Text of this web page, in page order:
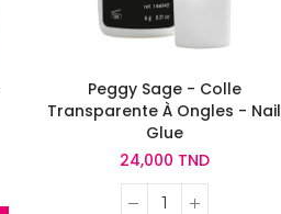
Peggy Sage - Colle
Transparente À Ongles - Nail
Glue
24,000 TND